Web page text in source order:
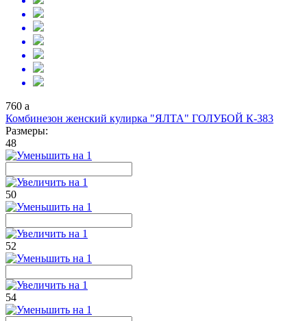
760 a
Комбинезон женский кулирка "ЯЛТА" ГОЛУБОЙ К-383
Размеры:
48
50
52
54